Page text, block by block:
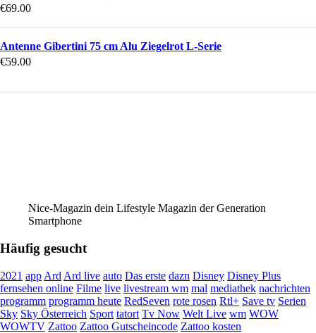
€69.00
Antenne Gibertini 75 cm Alu Ziegelrot L-Serie
€59.00
Nice-Magazin dein Lifestyle Magazin der Generation
Smartphone
Häufig gesucht
2021 app Ard Ard live auto Das erste dazn Disney Disney Plus
fernsehen online Filme live livestream wm mal mediathek nachrichten
programm programm heute RedSeven rote rosen Rtl+ Save tv Serien
Sky Sky Österreich Sport tatort Tv Now Welt Live wm WOW
WOWTV Zattoo Zattoo Gutscheincode Zattoo kosten